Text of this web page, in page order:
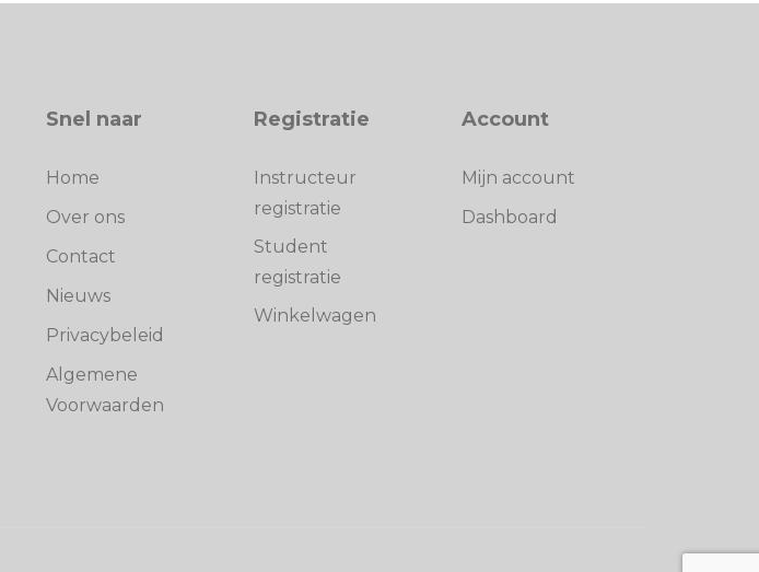
Snel naar
Home
Over ons
Contact
Nieuws
Privacybeleid
Algemene
Voorwaarden
Registratie
Instructeur
registratie
Student
registratie
Winkelwagen
Account
Mijn account
Dashboard